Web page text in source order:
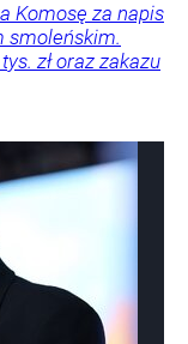
Komosę za napis
smoleńskim.
zł oraz zakazu